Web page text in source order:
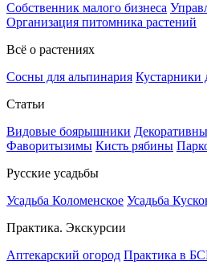
Собственник малого бизнеса
Организация питомника растений
Всё о растениях
Сосны для альпинария Кустарники
Статьи
Видовые боярышники
Фаворитызимы Кисть рябины
Русские усадьбы
Усадьба Коломенское Усадьба
Практика. Экскурсии
Аптекарский огород Практика в